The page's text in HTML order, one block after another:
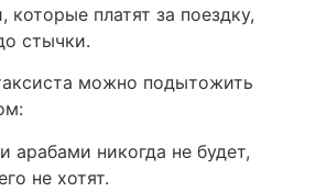
платят за поездку,
стычки.
можно подытожить
никогда не будет,
не хотят.